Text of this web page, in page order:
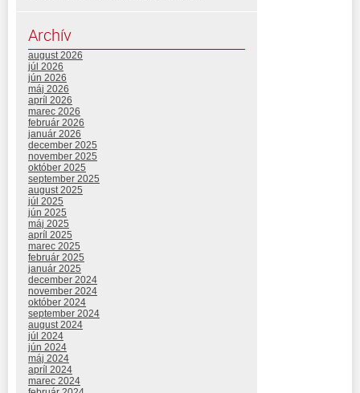
Archív
august 2026
júl 2026
jún 2026
máj 2026
apríl 2026
marec 2026
február 2026
január 2026
december 2025
november 2025
október 2025
september 2025
august 2025
júl 2025
jún 2025
máj 2025
apríl 2025
marec 2025
február 2025
január 2025
december 2024
november 2024
október 2024
september 2024
august 2024
júl 2024
jún 2024
máj 2024
apríl 2024
marec 2024